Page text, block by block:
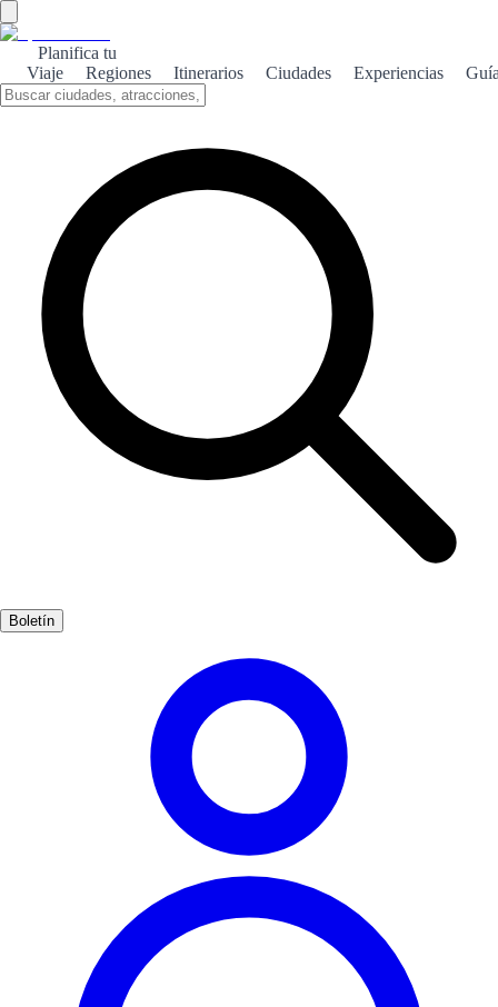
Planifica tu
Viaje
Regiones Itinerarios Ciudades Experiencias
Boletín
Astorga, un tesoro de la historia romana, ofrece impresionantes
ruinas y monumentos que narran su rica herencia cultural y
arquitectónica.
Sobre el tema
Astorga, situada en la provincia de León, es una ciudad que destaca
por su legado romano. Fundada como Asturica Augusta, fue un
importante cruce de caminos en la antigua Vía de la Plata, lo que la
convirtió en un centro comercial y militar clave. Uno de los
monumentos más emblemáticos de Astorga es su impresionante
muralla romana, que se conserva en gran parte y rodea el casco
antiguo. Además, el Palacio Episcopal, diseñado por el arquitecto
modernista Antoni Gaudí, se alza como un símbolo de la fusión
otros hallazgos que ofrecen una visión fascinante de la vida
cotidiana en la época romana. Visitar Astorga es un viaje al pasado
que no te puedes perder.
3-5 días Medio
Apto
InteriorExterior
La mejor época para visitar Astorga es durante la primavera y el
verano, cuando el clima es agradable y se pueden disfrutar de las
actividades al aire libre. Además, en estos meses se celebran diversas